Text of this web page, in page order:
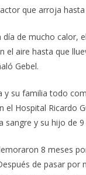
que arroja
día de mucho calor,
el aire hasta que
Gebel.
y su familia todo
el Hospital Ricardo
sangre y su hijo de 9
8 meses
de pasar por